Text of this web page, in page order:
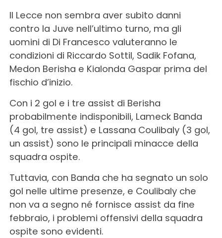
Il Lecce non sembra aver subito danni
contro la Juve nell’ultimo turno, ma gli
uomini di Di Francesco valuteranno le
condizioni di Riccardo Sottil, Sadik Fofana,
Medon Berisha e Kialonda Gaspar prima del
fischio d’inizio.
Con i 2 gol e i tre assist di Berisha
probabilmente indisponibili, Lameck Banda
(4 gol, tre assist) e Lassana Coulibaly (3 gol,
un assist) sono le principali minacce della
squadra ospite.
Tuttavia, con Banda che ha segnato un solo
gol nelle ultime presenze, e Coulibaly che
non va a segno né fornisce assist da fine
febbraio, i problemi offensivi della squadra
ospite sono evidenti.